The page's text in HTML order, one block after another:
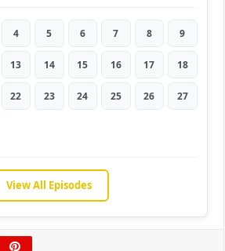
4 5 6 7 8 9
13 14 15 16 17 18
22 23 24 25 26 27
View All Episodes